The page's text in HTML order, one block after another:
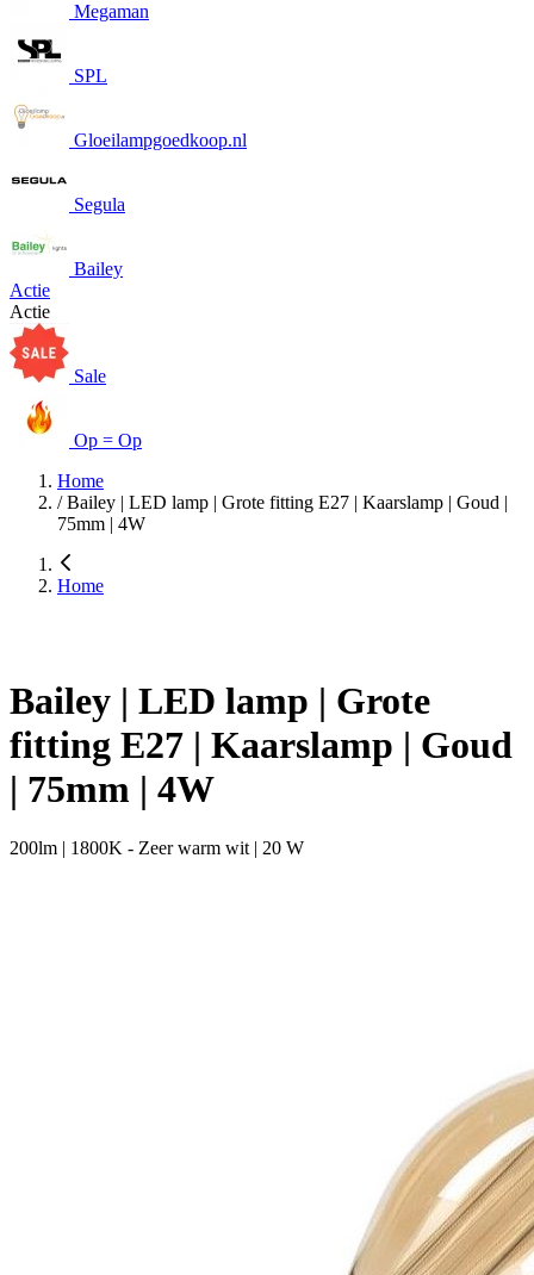
Megaman
SPL
Gloeilampgoedkoop.nl
Segula
Bailey
Actie
Actie
Sale
Op = Op
Home
/ Bailey | LED lamp | Grote fitting E27 | Kaarslamp | Goud |
75mm | 4W
Home
Bailey | LED lamp | Grote
fitting E27 | Kaarslamp | Goud
| 75mm | 4W
200lm | 1800K - Zeer warm wit | 20 W